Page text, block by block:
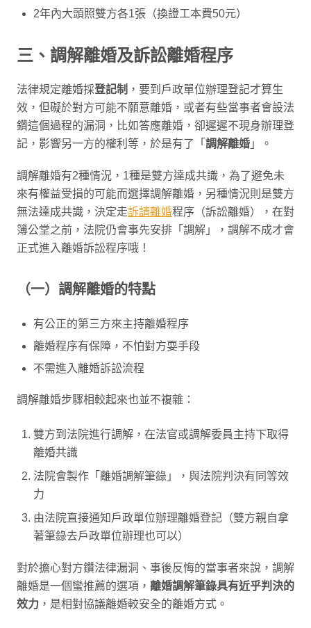
2年內大頭照雙方各1張（換證工本費50元）
三、調解離婚及訴訟離婚程序
法律規定離婚採登記制 ，要到戶政單位辦理登記才算生
效，但礙於對方可能不願意離婚，或者有些當事者會設法
鑽這個過程的漏洞，比如答應離婚，卻遲遲不現身辦理登
記，影響另一方的權利等，於是有了「 調解離婚 」。
調解離婚有2種情況，1種是雙方達成共識，為了避免未
來有權益受損的可能而選擇調解離婚，另種情況則是雙方
無法達成共識，決定走訴請離婚程序（訴訟離婚），在對
簿公堂之前，法院仍會事先安排「調解」，調解不成才會
正式進入離婚訴訟程序哦！
（一）調解離婚的特點
有公正的第三方來主持離婚程序
離婚程序有保障，不怕對方耍手段
不需進入離婚訴訟流程
調解離婚步驟相較起來也並不複雜：
雙方到法院進行調解，在法官或調解委員主持下取得
離婚共識
法院會製作「離婚調解筆錄」，與法院判決有同等效
力
由法院直接通知戶政單位辦理離婚登記（雙方親自拿
著筆錄去戶政單位辦理也可以）
對於擔心對方鑽法律漏洞、事後反悔的當事者來說，調解
離婚是一個蠻推薦的選項， 離婚調解筆錄具有近乎判決的
效力 ，是相對協議離婚較安全的離婚方式。